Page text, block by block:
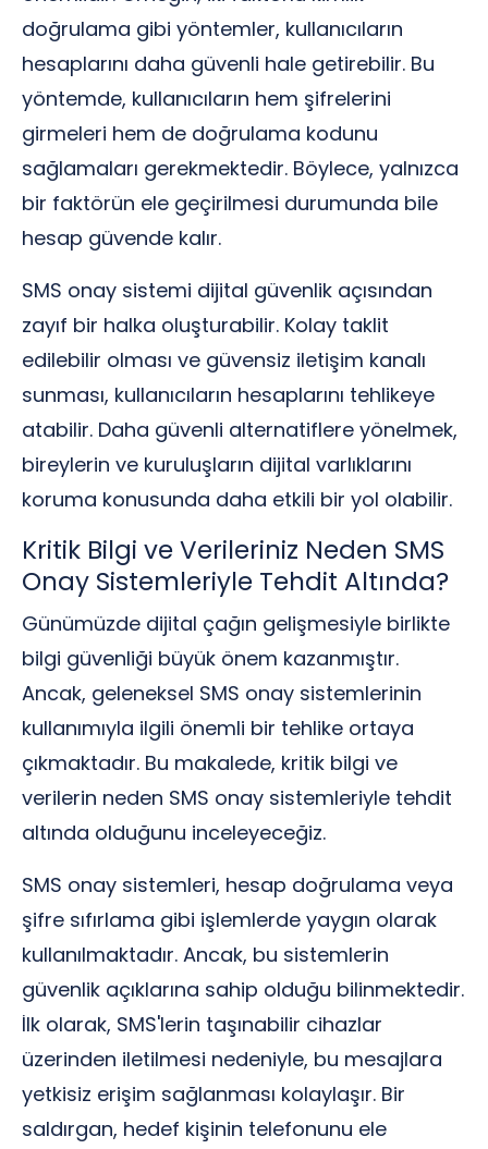
doğrulama gibi yöntemler, kullanıcıların
hesaplarını daha güvenli hale getirebilir. Bu
yöntemde, kullanıcıların hem şifrelerini
girmeleri hem de doğrulama kodunu
sağlamaları gerekmektedir. Böylece, yalnızca
bir faktörün ele geçirilmesi durumunda bile
hesap güvende kalır.
SMS onay sistemi dijital güvenlik açısından
zayıf bir halka oluşturabilir. Kolay taklit
edilebilir olması ve güvensiz iletişim kanalı
sunması, kullanıcıların hesaplarını tehlikeye
atabilir. Daha güvenli alternatiflere yönelmek,
bireylerin ve kuruluşların dijital varlıklarını
koruma konusunda daha etkili bir yol olabilir.
Kritik Bilgi ve Verileriniz Neden SMS
Onay Sistemleriyle Tehdit Altında?
Günümüzde dijital çağın gelişmesiyle birlikte
bilgi güvenliği büyük önem kazanmıştır.
Ancak, geleneksel SMS onay sistemlerinin
kullanımıyla ilgili önemli bir tehlike ortaya
çıkmaktadır. Bu makalede, kritik bilgi ve
verilerin neden SMS onay sistemleriyle tehdit
altında olduğunu inceleyeceğiz.
SMS onay sistemleri, hesap doğrulama veya
şifre sıfırlama gibi işlemlerde yaygın olarak
kullanılmaktadır. Ancak, bu sistemlerin
güvenlik açıklarına sahip olduğu bilinmektedir.
İlk olarak, SMS'lerin taşınabilir cihazlar
üzerinden iletilmesi nedeniyle, bu mesajlara
yetkisiz erişim sağlanması kolaylaşır. Bir
saldırgan, hedef kişinin telefonunu ele